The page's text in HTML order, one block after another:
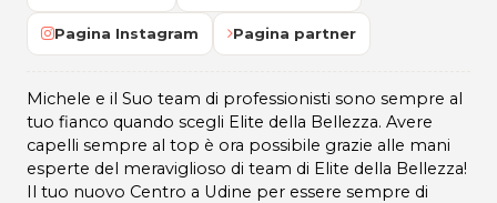
Pagina Instagram Pagina partner
Michele e il Suo team di professionisti sono sempre al
tuo fianco quando scegli Elite della Bellezza. Avere
capelli sempre al top è ora possibile grazie alle mani
esperte del meraviglioso di team di Elite della Bellezza!
Il tuo nuovo Centro a Udine per essere sempre di